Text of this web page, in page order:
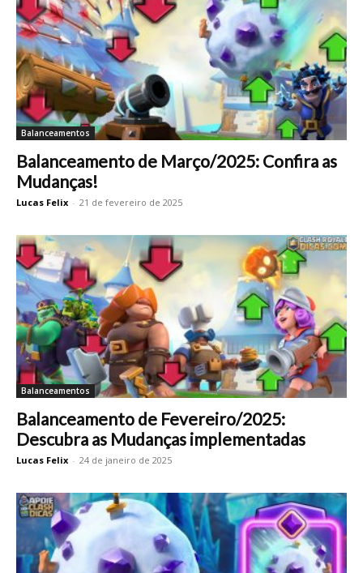
Balanceamentos
Balanceamento de Março/2025: Confira as
Mudanças!
Lucas Felix - 21 de fevereiro de 2025
Balanceamentos
Balanceamento de Fevereiro/2025:
Descubra as Mudanças implementadas
Lucas Felix - 24 de janeiro de 2025